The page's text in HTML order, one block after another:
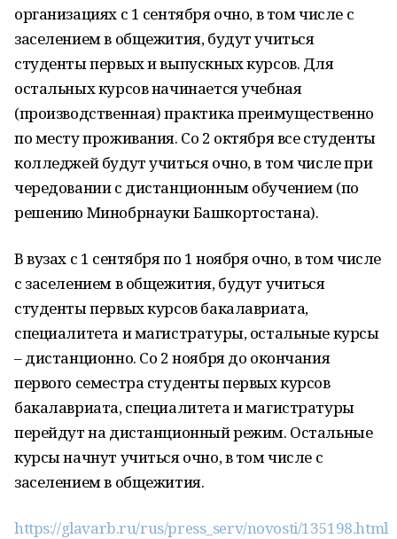
организациях с 1 сентября очно, в том числе с
заселением в общежития, будут учиться
студенты первых и выпускных курсов. Для
остальных курсов начинается учебная
(производственная) практика преимущественно
по месту проживания. Со 2 октября все студенты
колледжей будут учиться очно, в том числе при
чередовании с дистанционным обучением (по
решению Минобрнауки Башкортостана).
В вузах с 1 сентября по 1 ноября очно, в том числе
с заселением в общежития, будут учиться
студенты первых курсов бакалавриата,
специалитета и магистратуры, остальные курсы
– дистанционно. Со 2 ноября до окончания
первого семестра студенты первых курсов
бакалавриата, специалитета и магистратуры
перейдут на дистанционный режим. Остальные
курсы начнут учиться очно, в том числе с
заселением в общежития.
https://glavarb.ru/rus/press_serv/novosti/135198.html